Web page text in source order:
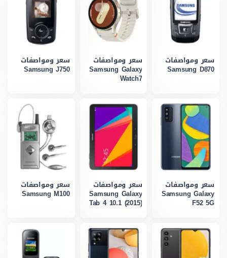
سعر ومواصفات
Samsung D870
سعر ومواصفات
Samsung Galaxy
Watch7
سعر ومواصفات
Samsung J750
سعر ومواصفات
Samsung Galaxy
F52 5G
سعر ومواصفات
Samsung Galaxy
Tab 4 10.1 (2015)
سعر ومواصفات
Samsung M100